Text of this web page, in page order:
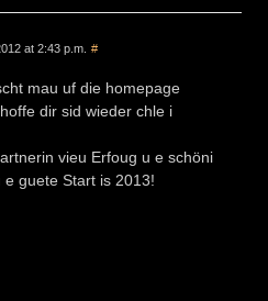
at 2:43 p.m. #
mau uf die homepage
dir sid wieder chle i
vieu Erfoug u e schöni
guete Start is 2013!